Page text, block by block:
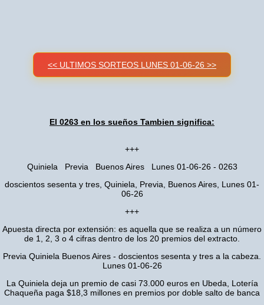
<< ULTIMOS SORTEOS LUNES 01-06-26 >>
El 0263 en los sueños Tambien significa:
+++
Quiniela Previa Buenos Aires Lunes 01-06-26 - 0263
doscientos sesenta y tres, Quiniela, Previa, Buenos Aires, Lunes 01-
06-26
+++
Apuesta directa por extensión: es aquella que se realiza a un número
de 1, 2, 3 o 4 cifras dentro de los 20 premios del extracto.
Previa Quiniela Buenos Aires - doscientos sesenta y tres a la cabeza.
Lunes 01-06-26
La Quiniela deja un premio de casi 73.000 euros en Ubeda, Lotería
Chaqueña paga $18,3 millones en premios por doble salto de banca